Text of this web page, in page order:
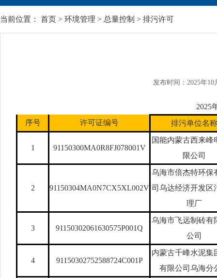
当前位置： 首页 > 环境管理 > 总量控制 > 排污许可
发布时间：2025年10
2025
序号
许可证编号 排污单位名称
1 91150300MA0R8FJ078001V
国能内蒙古西来峰
限公司
2 91150304MA0N7CX5XL002V
乌海市倍杰特环保
司乌达经济开发区
理厂
3 91150302061630575P001Q
乌海市飞远制砖有
公司
4 91150302752588724C001P
内蒙古千峰水泥集
有限公司乌海分